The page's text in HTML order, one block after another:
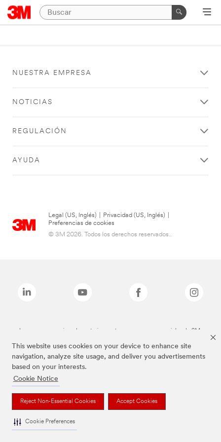
This website uses cookies on your device to enhance site
navigation, analyze site usage, and deliver you advertisements
based on your interests.
Cookie Notice
Reject Non-Essential Cookies Accept Cookies
Cookie Preferences
NUESTRA EMPRESA
NOTICIAS
REGULACIÓN
AYUDA
Legal (US, Inglés) Privacidad (US, Inglés)
Preferencias de cookies
© 3M 2026. Todos los derechos reservados..
Las marcas mencionadas anteriormente son marcas comerciales de 3M.